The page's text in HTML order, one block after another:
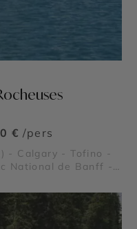
€ /pers
- Calgary - Tofino -
National de Banff -
- Parc
intérieur -